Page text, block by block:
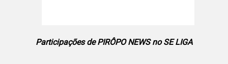
Participações de PIRÔPO NEWS no SE LIGA